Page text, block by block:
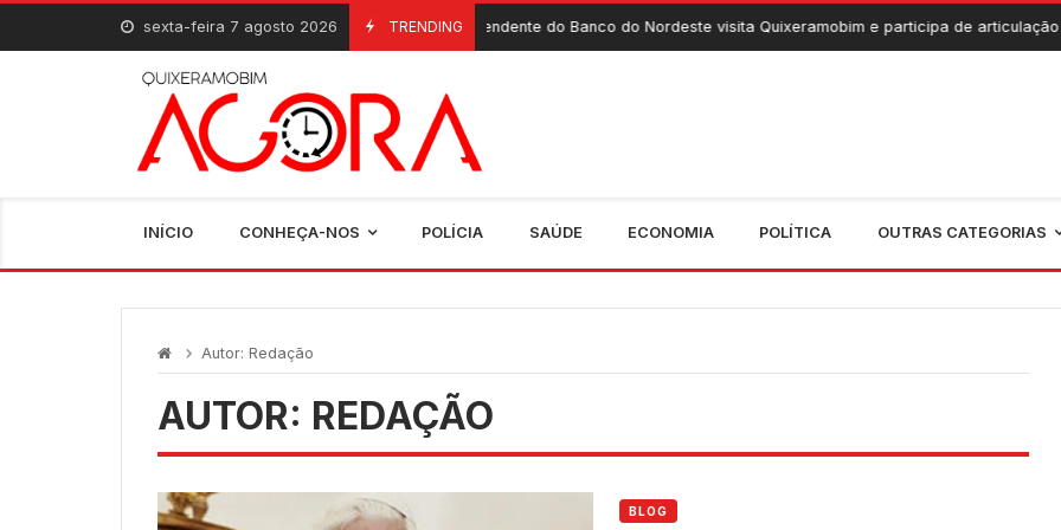
Skip
content
sexta-feira 7 agosto 2026 TRENDING
7 De Agosto, 2026 Superintendente do Banco do Nordeste visita Quixeramobim e participa de articulação para
INÍCIO CONHEÇA-NOS POLÍCIA SAÚDE ECONOMIA POLÍTICA OUTRAS CATEGORIAS
Autor: Redação
AUTOR: REDAÇÃO
BLOG